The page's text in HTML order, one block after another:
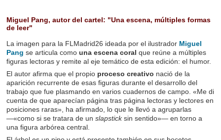
Miguel Pang, autor del cartel: "Una escena, múltiples formas
de leer"
La imagen para la FLMadrid26 ideada por el ilustrador Miguel
Pang se articula comouna escena coral que reúne a múltiples
figuras lectoras y remite al eje temático de esta edición: el humor.
El autor afirma que el propio proceso creativo nació de la
aparición recurrente de esas figuras durante el desarrollo del
trabajo que fue plasmando en varios cuadernos de campo. «Me di
cuenta de que aparecían página tras página lectoras y lectores en
posiciones raras», ha afirmado, lo que le llevó a agruparlas
—«como si se tratara de unslapsticksin sentido»— en torno a
una figura arbórea central.